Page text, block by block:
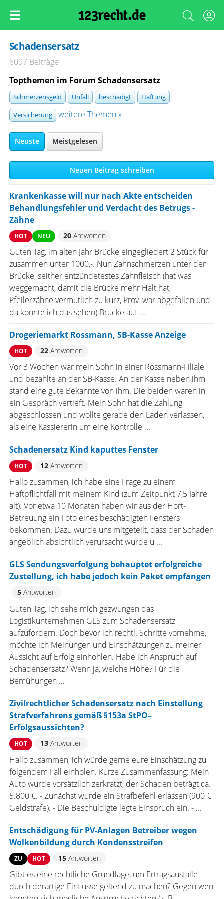
Schadensersatz
6097 Beiträge
Topthemen im Forum Schadensersatz
Schmerzensgeld Unfall beschädigt Haftung
Versicherung weitere Themen »
Neuste Meistgelesen
Neuen Beitrag schreiben
Krankenkasse will nur nach Akte entscheiden
Behandlungsfehler und Verdacht des Betrugs -
Zähne
HOT NEU 20Antworten
Guten Tag, im alten Jahr Brücke eingegliedert 2 Stück für
zusammen unter 1000,-. Nun Zahnschmerzen unter der
Brücke, seither entzündetestes Zahnfleisch (hat was
weggemacht, damit die Brücke mehr Halt hat,
Pfeilerzähne vermutlich zu kurz, Prov. war abgefallen und
da konnte ich das sehen) Brücke auf ...
Drogeriemarkt Rossmann, SB-Kasse Anzeige
HOT 22Antworten
Vor 3 Wochen war mein Sohn in einer Rossmann-Filiale
und bezahlte an der SB-Kasse. An der Kasse neben ihm
stand eine gute Bekannte von ihm. Die beiden waren in
ein Gespräch vertieft. Mein Sohn hat die Zahlung
abgeschlossen und wollte gerade den Laden verlassen,
als eine Kassiererin um eine Kontrolle ...
Schadenersatz Kind kaputtes Fenster
HOT 12Antworten
Hallo zusammen, ich habe eine Frage zu einem
Haftpflichtfall mit meinem Kind (zum Zeitpunkt 7,5 Jahre
alt). Vor etwa 10 Monaten haben wir aus der Hort-
Betreuung ein Foto eines beschädigten Fensters
bekommen. Dazu wurde uns mitgeteilt, dass der Schaden
angeblich absichtlich verursacht wurde u ...
GLS Sendungsverfolgung behauptet erfolgreiche
Zustellung, ich habe jedoch kein Paket empfangen
5Antworten
Guten Tag, ich sehe mich gezwungen das
Logistikunternehmen GLS zum Schadensersatz
aufzufordern. Doch bevor ich rechtl. Schritte vornehme,
möchte ich Meinungen und Einschätzungen zu meiner
Aussicht auf Erfolg einhohlen. Habe ich Anspruch auf
Schadensersatz? Wenn ja, welche Höhe? Für die
Bemühungen ...
Zivilrechtlicher Schadensersatz nach Einstellung
Strafverfahrens gemäß §153a StPO–
Erfolgsaussichten?
HOT 13Antworten
Hallo zusammen, ich würde gerne eure Einschätzung zu
folgendem Fall einholen. Kurze Zusammenfassung: Mein
Auto wurde vorsätzlich zerkratzt, der Schaden beträgt ca.
5.800 €. - Zunächst wurde ein Strafbefehl erlassen (900 €
Geldstrafe). - Die Beschuldigte legte Einspruch ein. - ...
Entschädigung für PV-Anlagen Betreiber wegen
Wolkenbildung durch Kondensstreifen
ZU HOT 15Antworten
Gibt es eine rechtliche Grundlage, um Ertragsausfälle
durch derartige Einflüsse geltend zu machen? Gegen wen